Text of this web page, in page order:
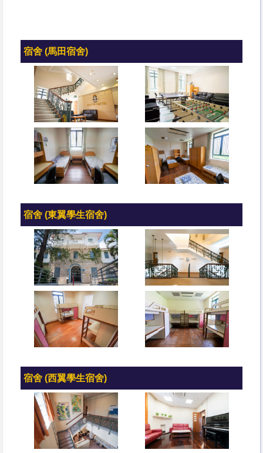
宿舍 (馬田宿舍)
宿舍 (東翼學生宿舍)
宿舍 (西翼學生宿舍)